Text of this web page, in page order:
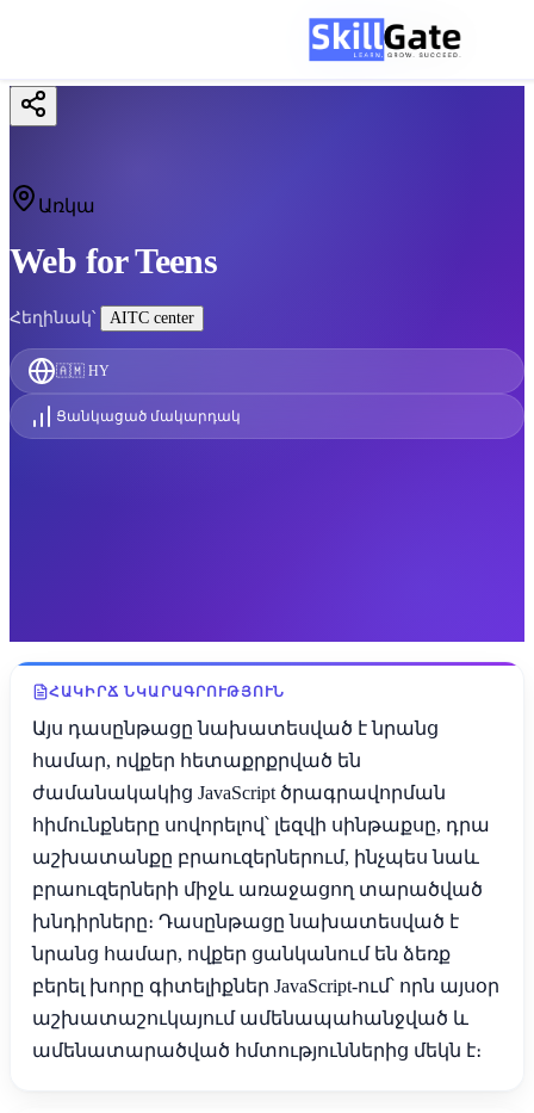
Առկա
Web for Teens
Հեղինակ՝ AITC center
🇦🇲 HY
Ցանկացած մակարդակ
ՀԱԿԻՐՃ ՆԿԱՐԱԳՐՈՒԹՅՈՒՆ
Այս դասընթացը նախատեսված է նրանց
համար, ովքեր հետաքրքրված են
ժամանակակից JavaScript ծրագրավորման
հիմունքները սովորելով՝ լեզվի սինթաքսը, դրա
աշխատանքը բրաուզերներում, ինչպես նաև
բրաուզերների միջև առաջացող տարածված
խնդիրները։ Դասընթացը նախատեսված է
նրանց համար, ովքեր ցանկանում են ձեռք
բերել խորը գիտելիքներ JavaScript-ում՝ որն այսօր
աշխատաշուկայում ամենապահանջված և
ամենատարածված հմտություններից մեկն է։